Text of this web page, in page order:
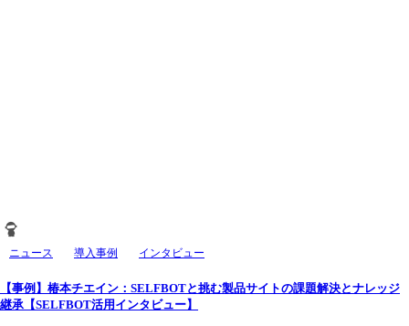
ニュース 導入事例 インタビュー
【事例】椿本チエイン：SELFBOTと挑む製品サイトの課題解決とナレッジ
継承【SELFBOT活用インタビュー】